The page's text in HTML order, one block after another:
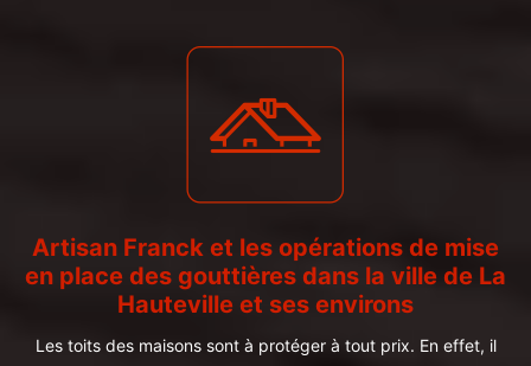
Artisan Franck et les opérations de mise
en place des gouttières dans la ville de La
Hauteville et ses environs
Les toits des maisons sont à protéger à tout prix. En effet, il